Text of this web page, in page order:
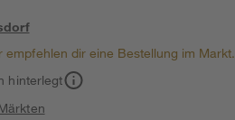
empfehlen dir eine Bestellung im Markt.
hinterlegt